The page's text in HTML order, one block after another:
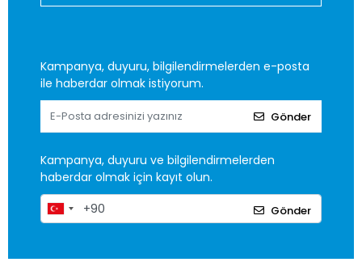
Kampanya, duyuru, bilgilendirmelerden e-posta
ile haberdar olmak istiyorum.
Gönder
Kampanya, duyuru ve bilgilendirmelerden
haberdar olmak için kayıt olun.
Gönder